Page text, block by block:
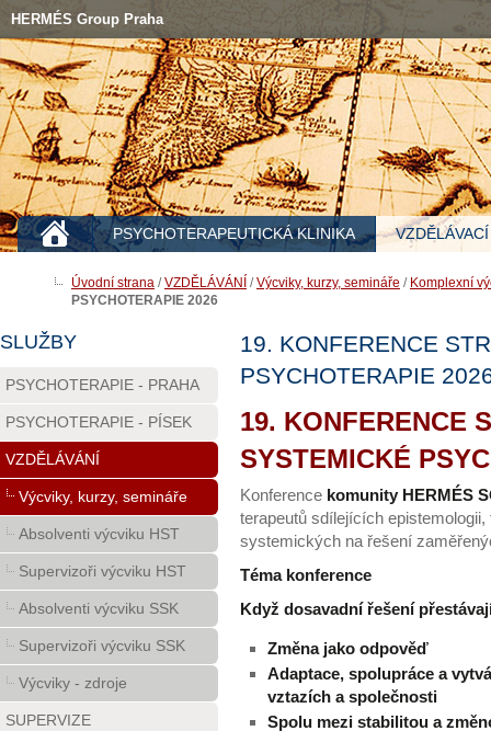
HERMÉS Group Praha
PSYCHOTERAPEUTICKÁ KLINIKA
Úvodní strana /VZDĚLÁVÁNÍ /Výcviky, kurzy, semináře / Komplexní
PSYCHOTERAPIE 2026
SLUŽBY
PSYCHOTERAPIE - PRAHA
PSYCHOTERAPIE - PÍSEK
VZDĚLÁVÁNÍ
Výcviky, kurzy, semináře
Absolventi výcviku HST
Supervizoři výcviku HST
Absolventi výcviku SSK
Supervizoři výcviku SSK
Výcviky - zdroje
SUPERVIZE
19. KONFERENCE
PSYCHOTERAPIE
19. KONFERENCE
SYSTEMICKÉ
Konference komunity HERMÉS
terapeutů sdílejících
systemických na řešení
Téma konference
Když dosavadní řešení
Změna jako odpověď
Adaptace, spolupráce a
vztazích a společnosti
Spolu mezi stabilitou a